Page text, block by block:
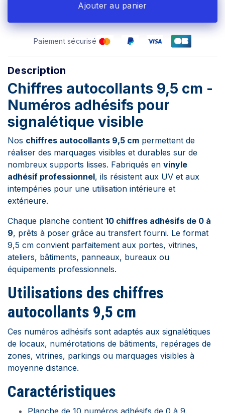
Ajouter au panier
Paiement sécurisé
Description
Chiffres autocollants 9,5 cm -
Numéros adhésifs pour
signalétique visible
Nos chiffres autocollants 9,5 cm permettent de
réaliser des marquages visibles et durables sur de
nombreux supports lisses. Fabriqués en vinyle
adhésif professionnel, ils résistent aux UV et aux
intempéries pour une utilisation intérieure et
extérieure.
Chaque planche contient 10 chiffres adhésifs de 0 à
9, prêts à poser grâce au transfert fourni. Le format
9,5 cm convient parfaitement aux portes, vitrines,
ateliers, bâtiments, panneaux, bureaux ou
équipements professionnels.
Utilisations des chiffres
autocollants 9,5 cm
Ces numéros adhésifs sont adaptés aux signalétiques
de locaux, numérotations de bâtiments, repérages de
zones, vitrines, parkings ou marquages visibles à
moyenne distance.
Caractéristiques
Planche de 10 numéros adhésifs de 0 à 9.